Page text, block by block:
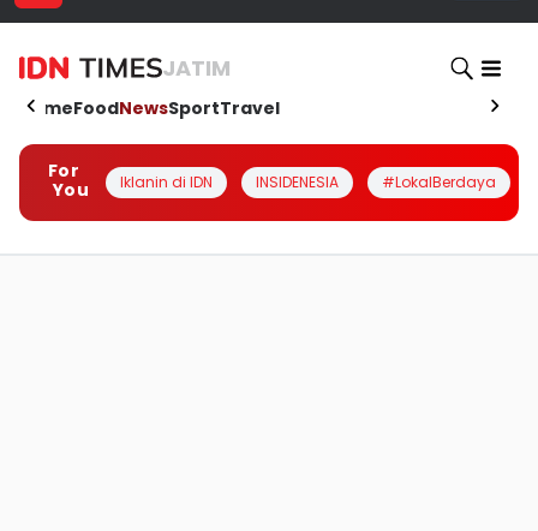
JATIM
HomeFoodNewsSportTravel
For
You
Iklanin di IDN INSIDENESIA #LokalBerdaya